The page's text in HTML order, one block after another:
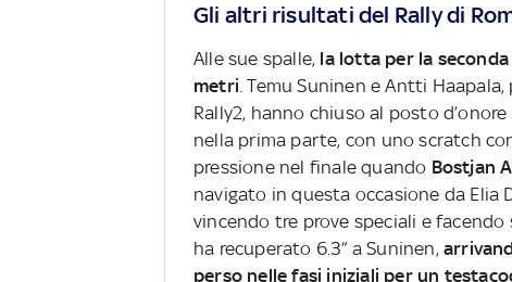
Gli altri risultati del Rally di
Alle sue spalle, la lotta per la
metri. Temu Suninen e Antti Haapala,
Rally2, hanno chiuso al posto
nella prima parte, con uno scratch
pressione nel finale quando Bostjan
navigato in questa occasione da Elia
vincendo tre prove speciali e facendo
ha recuperato 6.3” a Suninen,
perso nelle fasi iniziali per un